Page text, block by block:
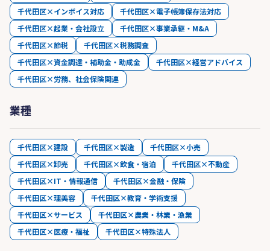
千代田区×インボイス対応
千代田区×電子帳簿保存法対応
千代田区×起業・会社設立
千代田区×事業承継・M&A
千代田区×節税
千代田区×税務調査
千代田区×資金調達・補助金・助成金
千代田区×経営アドバイス
千代田区×労務、社会保険関連
業種
千代田区×建設 千代田区×製造
千代田区×小売
千代田区×卸売
千代田区×飲食・宿泊
千代田区×不動産
千代田区×IT・情報通信
千代田区×金融・保険
千代田区×理美容
千代田区×教育・学術支援
千代田区×サービス
千代田区×農業・林業・漁業
千代田区×医療・福祉
千代田区×特殊法人